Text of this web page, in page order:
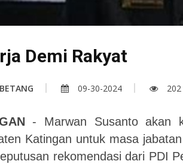
Demi Rakyat
09-30-2024 202
- Marwan Susanto akan
Katingan untuk masa
rekomendasi dari PDI